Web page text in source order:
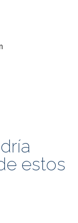
estos